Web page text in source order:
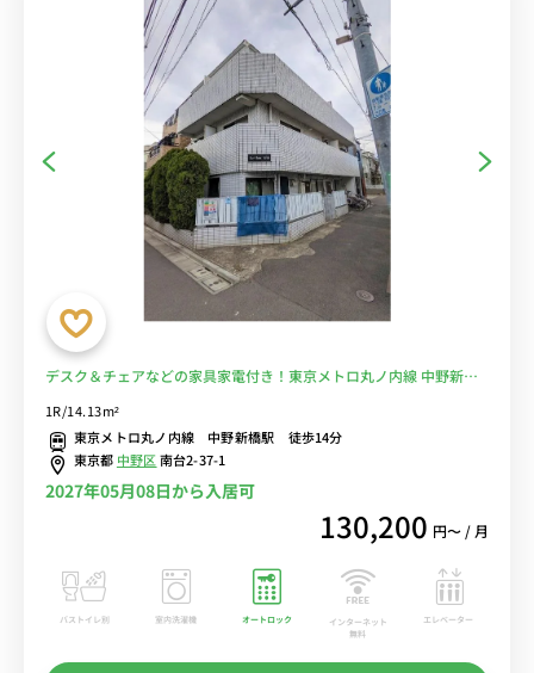
デスク＆チェアなどの家具家電付き！東京メトロ丸ノ内線 中野新橋
物件■選べるWi-Fi格安レンタル中！
1R/14.13m²
東京メトロ丸ノ内線 中野新橋駅 徒歩14分
東京都 中野区南台2-37-1
2027年05月08日から入居可
130,200 円〜 / 月
バストイレ別 室内洗濯機 オートロック
インターネット
無料
エレベーター